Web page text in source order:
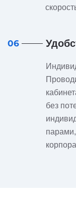
06
без